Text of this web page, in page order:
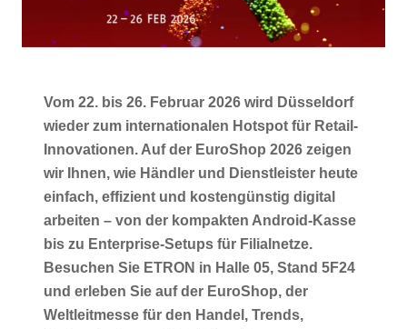
Vom 22. bis 26. Februar 2026 wird Düsseldorf
wieder zum internationalen Hotspot für Retail-
Innovationen. Auf der EuroShop 2026 zeigen
wir Ihnen, wie Händler und Dienstleister heute
einfach, effizient und kostengünstig digital
arbeiten – von der kompakten Android-Kasse
bis zu Enterprise-Setups für Filialnetze.
Besuchen Sie ETRON in Halle 05, Stand 5F24
und erleben Sie auf der EuroShop, der
Weltleitmesse für den Handel, Trends,